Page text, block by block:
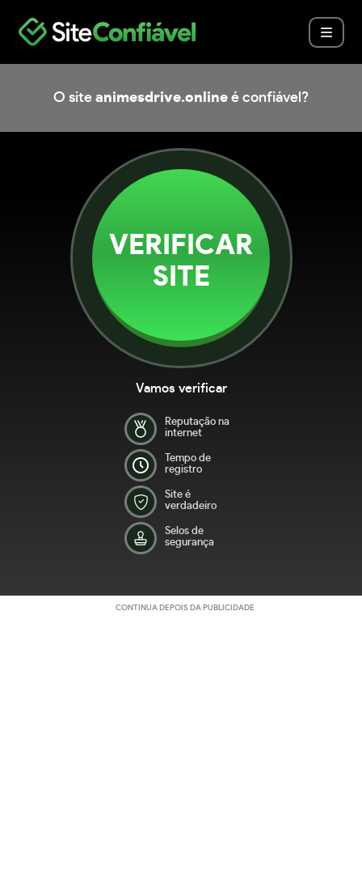
O site animesdrive.online é confiável?
VERIFICAR
SITE
Vamos verificar
Reputação na
internet
Tempo de
registro
Site é
verdadeiro
Selos de
segurança
CONTINUA DEPOIS DA PUBLICIDADE